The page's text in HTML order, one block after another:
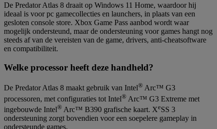
De Predator Atlas 8 draait op Windows 11 Home, waardoor hij
ideaal is voor pc gamecollecties en launchers, in plaats van een
gesloten console store. Xbox Game Pass aanbod wordt waar
mogelijk ondersteund, maar de ondersteuning voor games hangt nog
steeds af van de vereisten van de game, drivers, anti-cheatsoftware
en compatibiliteit.
Welke processor heeft deze handheld?
De Predator Atlas 8 maakt gebruik van Intel® Arc™ G3
processoren, met configuraties tot Intel® Arc™ G3 Extreme met
ingebouwde Intel® Arc™ B390 grafische kaart. XeSS 3
ondersteuning zorgt bovendien voor een soepelere gameplay in
ondersteunde games.